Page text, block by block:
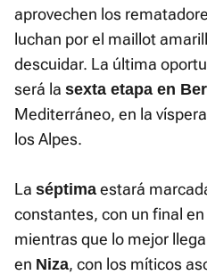
aprovechen los
luchan por el maillot
descuidar. La última
será la sexta etapa en
Mediterráneo, en la
los Alpes.
La séptima estará
constantes, con un final en
mientras que lo mejor
en Niza, con los míticos